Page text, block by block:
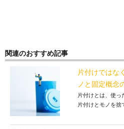
関連のおすすめ記事
片付けではな
ノと固定概念
片付けとは、使っ
片付けとモノを捨